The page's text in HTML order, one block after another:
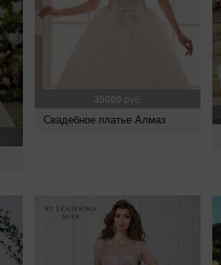
35000 руб.
Свадебное платье Алмаз